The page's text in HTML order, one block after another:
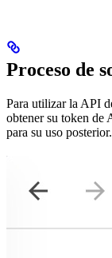
Proceso de
Para utilizar la API
obtener su token de
para su uso posterior.